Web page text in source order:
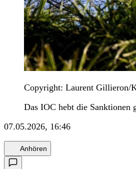
Copyright: Laurent Gillieron/
Das IOC hebt die
07.05.2026, 16:46
Anhören